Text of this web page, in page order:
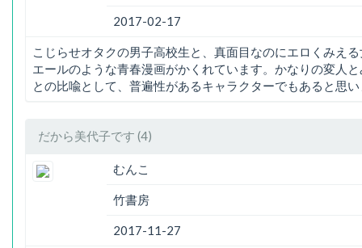
2017-02-17
こじらせオタクの男子高校生と、真面目なのにエロくみえ
エールのような青春漫画がかくれています。かなりの変人
との比喩として、普遍性があるキャラクターでもあると思
だから美代子です (4)
むんこ
竹書房
2017-11-27